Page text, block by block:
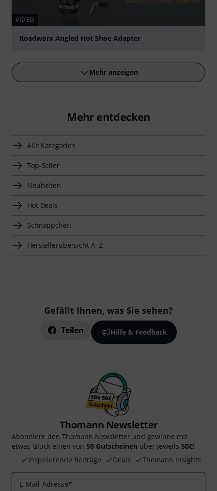
VIDEO
Roadworx Angled Hot Shoe Adapter
Mehr anzeigen
Mehr entdecken
Alle Kategorien
Top-Seller
Neuheiten
Hot Deals
Schnäppchen
Herstellerübersicht A–Z
Gefällt Ihnen, was Sie sehen?
Teilen Hilfe & Feedback
Thomann Newsletter
Abonniere den Thomann Newsletter und gewinne mit
etwas Glück einen von 50 Gutscheinen über jeweils 50€!
Inspirierende Beiträge
Deals Thomann Insights
E-Mail-Adresse*